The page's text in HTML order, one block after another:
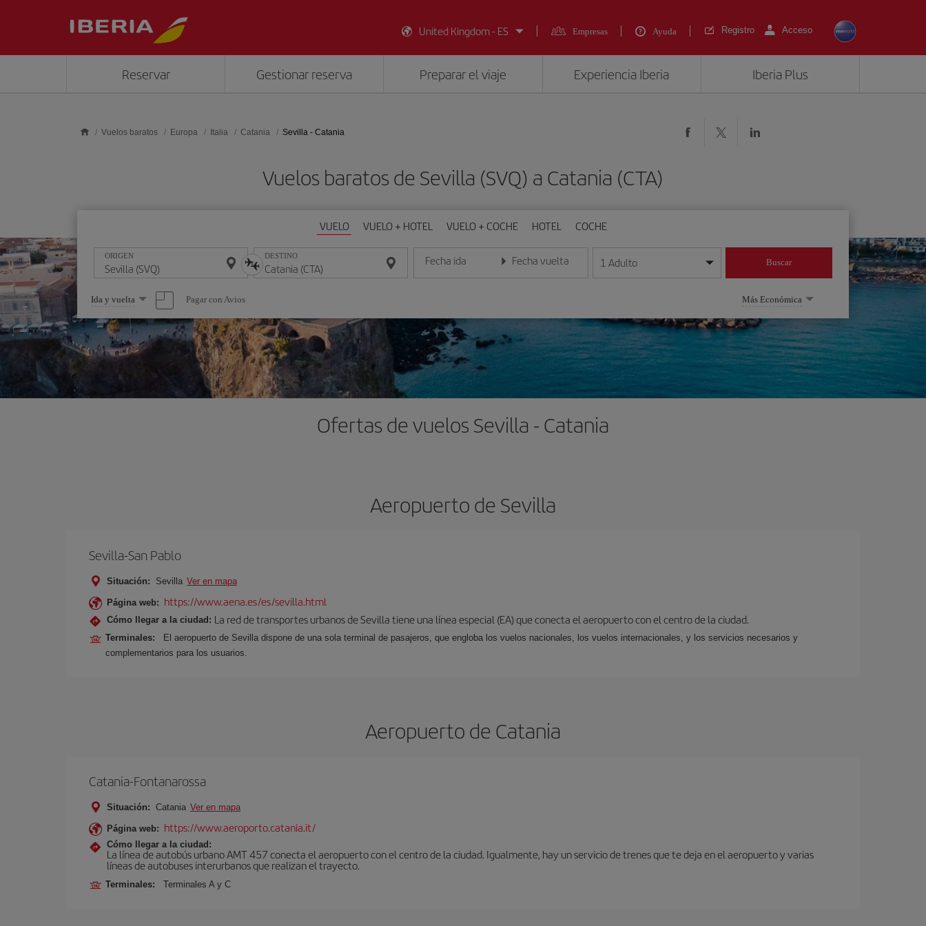
United Kingdom - ES
Empresas Ayuda Registro Acceso
Reservar Gestionar reserva Preparar el viaje Experiencia Iberia Iberia Plus
Vuelos baratos Europa Italia Catania Sevilla - Catania
Vuelos baratos de Sevilla (SVQ) a Catania (CTA)
VUELO VUELO + HOTEL VUELO + COCHE HOTEL COCHE
ORIGEN DESTINO Fecha ida
Introduce la fecha en formato día/mes/año
Fecha vuelta
Introduce la fecha en formato día/mes/año
1 Adulto Buscar
Seleccione
una
opción
Ida y vuelta Pagar con Avios Más Económica
Ofertas de vuelos Sevilla - Catania
Aeropuerto de Sevilla
Sevilla-San Pablo
Situación: Sevilla Ver en mapa
Página web: https://www.aena.es/es/sevilla.html
Cómo llegar a la ciudad: La red de transportes urbanos de Sevilla tiene una línea especial (EA) que conecta el aeropuerto con el centro de la ciudad.
Terminales:
El aeropuerto de Sevilla dispone de una sola terminal de pasajeros, que engloba los vuelos nacionales, los vuelos internacionales, y los servicios necesarios y
complementarios para los usuarios.
Aeropuerto de Catania
Catania-Fontanarossa
Situación: Catania Ver en mapa
Página web: https://www.aeroporto.catania.it/
Cómo llegar a la ciudad:
La línea de autobús urbano AMT 457 conecta el aeropuerto con el centro de la ciudad. Igualmente, hay un servicio de trenes que te deja en el aeropuerto y varias
líneas de autobuses interurbanos que realizan el trayecto.
Terminales: Terminales A y C